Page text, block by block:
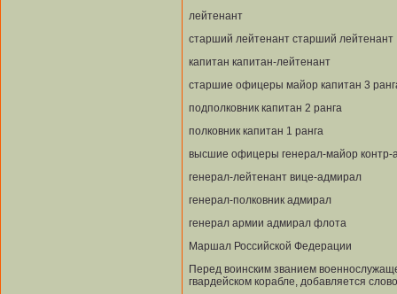
лейтенант
старший лейтенант старший лейтенант
капитан капитан-лейтенант
старшие офицеры майор капитан 3
подполковник капитан 2 ранга
полковник капитан 1 ранга
высшие офицеры генерал-майор контр-
генерал-лейтенант вице-адмирал
генерал-полковник адмирал
генерал армии адмирал флота
Маршал Российской Федерации
Перед воинским званием
гвардейском корабле, добавляется